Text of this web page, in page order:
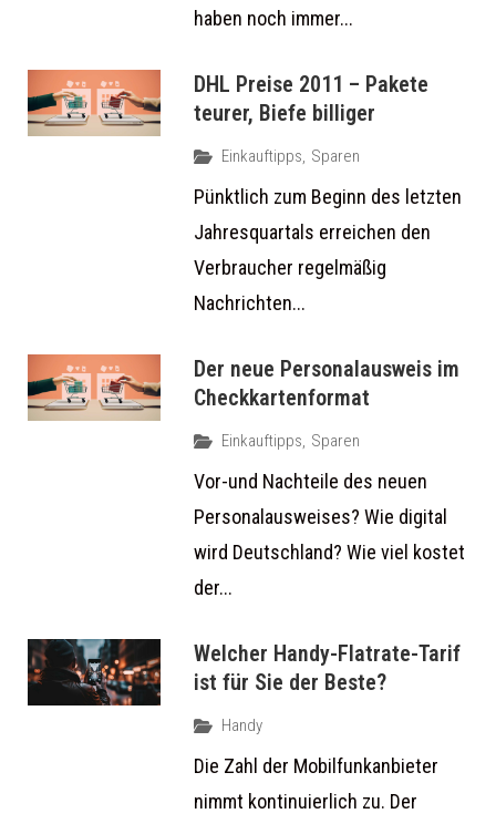
haben noch immer...
DHL Preise 2011 – Pakete
teurer, Biefe billiger
Einkauftipps, Sparen
Pünktlich zum Beginn des letzten
Jahresquartals erreichen den
Verbraucher regelmäßig
Nachrichten...
Der neue Personalausweis im
Checkkartenformat
Einkauftipps, Sparen
Vor-und Nachteile des neuen
Personalausweises? Wie digital
wird Deutschland? Wie viel kostet
der...
Welcher Handy-Flatrate-Tarif
ist für Sie der Beste?
Handy
Die Zahl der Mobilfunkanbieter
nimmt kontinuierlich zu. Der